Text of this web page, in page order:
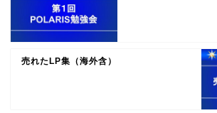
売れたLP集（海外含）